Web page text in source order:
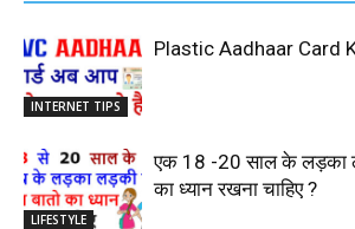
INTERNET TIPS
Plastic Aadhaar Card
LIFESTYLE
एक 18 -20 साल के लड़का
का ध्यान रखना चाहिए ?